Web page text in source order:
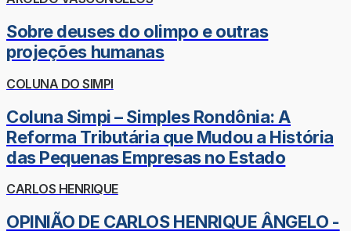
Sobre deuses do olimpo e outras
projeções humanas
COLUNA DO SIMPI
Coluna Simpi – Simples Rondônia: A
Reforma Tributária que Mudou a História
das Pequenas Empresas no Estado
CARLOS HENRIQUE
OPINIÃO DE CARLOS HENRIQUE ÂNGELO -